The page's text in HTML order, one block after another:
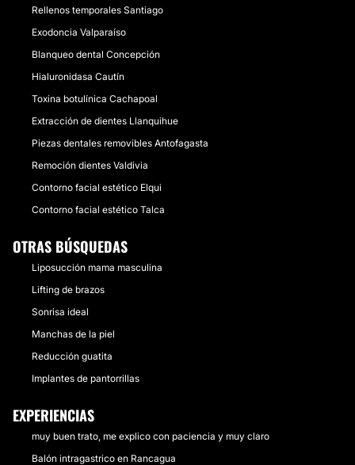
Rellenos temporales Santiago
Exodoncia Valparaíso
Blanqueo dental Concepción
Hialuronidasa Cautín
Toxina botulínica Cachapoal
Extracción de dientes Llanquihue
Piezas dentales removibles Antofagasta
Remoción dientes Valdivia
Contorno facial estético Elqui
Contorno facial estético Talca
OTRAS BÚSQUEDAS
Liposucción mama masculina
Lifting de brazos
Sonrisa ideal
Manchas de la piel
Reducción guatita
Implantes de pantorrillas
EXPERIENCIAS
muy buen trato, me explico con paciencia y muy claro
Balón intragastrico en Rancagua